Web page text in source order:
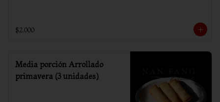
$2.000
Media porción Arrollado
primavera (3 unidades)